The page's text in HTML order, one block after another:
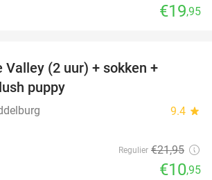
€19,95
Valley (2 uur) + sokken +
puppy
9.4 star
Regulier €21,95
€10,95